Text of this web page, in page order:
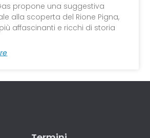
propone una suggestiva
alla scoperta del Rione Pigna,
affascinanti e ricchi di storia